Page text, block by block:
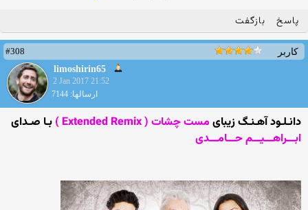
پاسخ بازگفت
کاربر
#308
limoshirin65
2 Jan 2017 21:52
ارسالها: 7144
دانـلـود آهـنـگ زیبای مست چشات ( Extended Remix )
بـا صـدای
ابـــراهـــیـــم حـــامـــدی